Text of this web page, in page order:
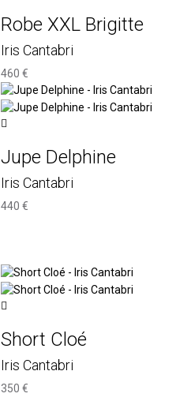
Robe XXL Brigitte
Iris Cantabri
460 €
Jupe Delphine
Iris Cantabri
440 €
Short Cloé
Iris Cantabri
350 €